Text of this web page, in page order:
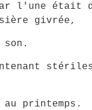
l'une était
givrée,
printemps.